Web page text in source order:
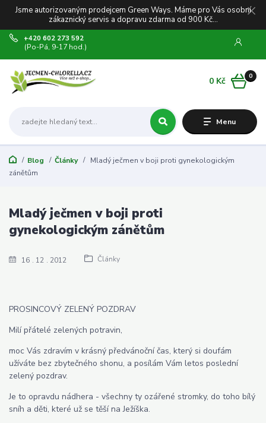
Jsme autorizovaným prodejcem Green Ways. Máme pro Vás osobní
zákaznický servis a dopravu zdarma od 900 Kč...
Menu
+420 602 273 592
(Po-Pá, 9-17 hod.)
0
0 Kč
Blog Články
Mladý ječmen v boji proti gynekologickým
zánětům
16 12 2012 Články
Mladý ječmen v boji proti
gynekologickým zánětům
PROSINCOVÝ ZELENÝ POZDRAV
Milí přátelé zelených potravin,
moc Vás zdravím v krásný předvánoční čas, který si doufám
užíváte bez zbytečného shonu, a posílám Vám letos poslední
zelený pozdrav.
Je to opravdu nádhera - všechny ty ozářené stromky, do toho bílý
sníh a děti, které už se těší na Ježíška.